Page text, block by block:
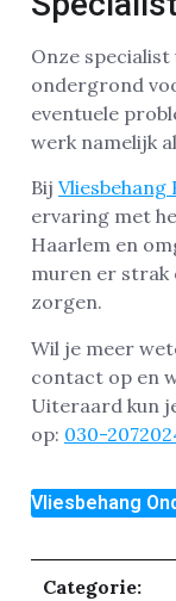
Onze
ondergrond
eventuele
werk namelijk
Bij Vliesbehang
ervaring met
Haarlem en
muren er strak
zorgen.
Wil je meer
contact op en
Uiteraard kun
op: 030-
Vliesbehang
Categorie: